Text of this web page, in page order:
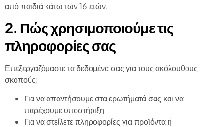
από παιδιά κάτω των 16 ετών.
2. Πώς χρησιμοποιούμε τις
πληροφορίες σας
Επεξεργαζόμαστε τα δεδομένα σας για τους ακόλουθους
σκοπούς:
Για να απαντήσουμε στα ερωτήματά σας και να
παρέχουμε υποστήριξη
Για να στείλετε πληροφορίες για προϊόντα ή